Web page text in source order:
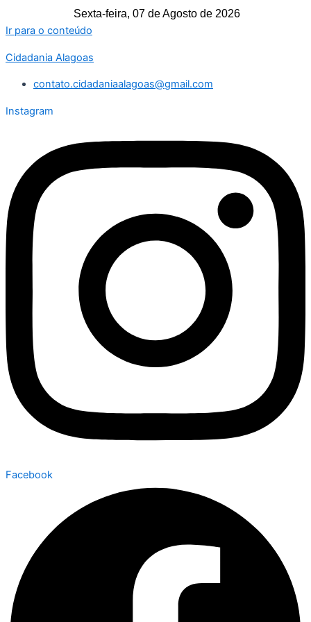
Sexta-feira, 07 de Agosto de 2026
Ir para o conteúdo
Cidadania Alagoas
contato.cidadaniaalagoas@gmail.com
Instagram
Facebook